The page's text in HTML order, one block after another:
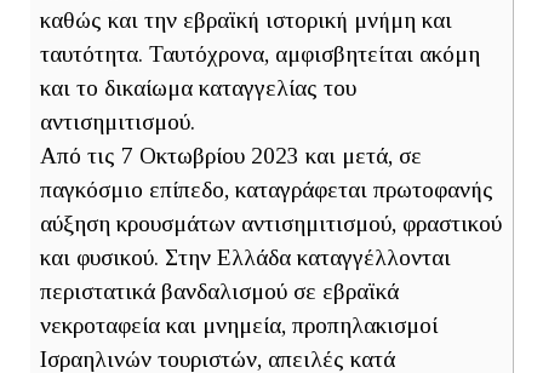
καθώς και την εβραϊκή ιστορική μνήμη και
ταυτότητα. Ταυτόχρονα, αμφισβητείται ακόμη
και το δικαίωμα καταγγελίας του
αντισημιτισμού.
Από τις 7 Οκτωβρίου 2023 και μετά, σε
παγκόσμιο επίπεδο, καταγράφεται πρωτοφανής
αύξηση κρουσμάτων αντισημιτισμού, φραστικού
και φυσικού. Στην Ελλάδα καταγγέλλονται
περιστατικά βανδαλισμού σε εβραϊκά
νεκροταφεία και μνημεία, προπηλακισμοί
Ισραηλινών τουριστών, απειλές κατά